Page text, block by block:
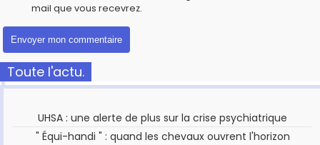
mail que vous recevrez.
Toute l'actu.
UHSA : une alerte de plus sur la crise psychiatrique
" Équi-handi " : quand les chevaux ouvrent l'horizon